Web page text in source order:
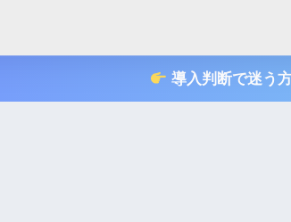
導入判断で迷う